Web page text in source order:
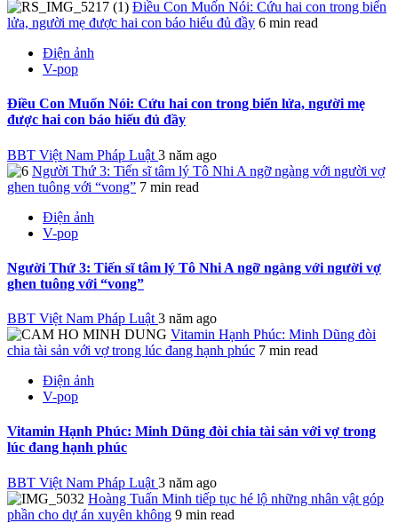
Điều Con Muốn Nói: Cứu hai con trong biển
lửa, người mẹ được hai con báo hiếu đủ đầy 6 min read
Điện ảnh
V-pop
Điều Con Muốn Nói: Cứu hai con trong biển lửa, người mẹ
được hai con báo hiếu đủ đầy
BBT Việt Nam Pháp Luật 3 năm ago
Người Thứ 3: Tiến sĩ tâm lý Tô Nhi A ngỡ ngàng với người vợ
ghen tuông với “vong” 7 min read
Điện ảnh
V-pop
Người Thứ 3: Tiến sĩ tâm lý Tô Nhi A ngỡ ngàng với người vợ
ghen tuông với “vong”
BBT Việt Nam Pháp Luật 3 năm ago
Vitamin Hạnh Phúc: Minh Dũng đòi
chia tài sản với vợ trong lúc đang hạnh phúc 7 min read
Điện ảnh
V-pop
Vitamin Hạnh Phúc: Minh Dũng đòi chia tài sản với vợ trong
lúc đang hạnh phúc
BBT Việt Nam Pháp Luật 3 năm ago
Hoàng Tuấn Minh tiếp tục hé lộ những nhân vật góp
phần cho dự án xuyên không 9 min read